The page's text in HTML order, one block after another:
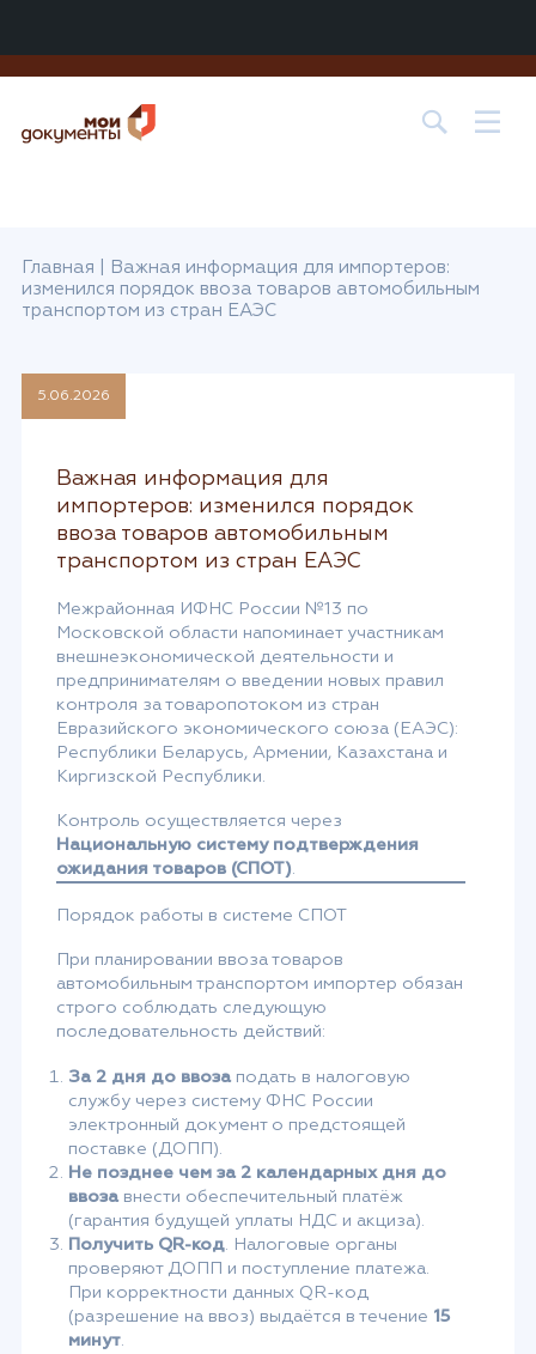
Главная
Важная информация для импортеров:
изменился порядок ввоза товаров автомобильным
транспортом из стран ЕАЭС
5.06.2026
Важная информация для
импортеров: изменился порядок
ввоза товаров автомобильным
транспортом из стран ЕАЭС
Межрайонная ИФНС России №13 по
Московской области напоминает участникам
внешнеэкономической деятельности и
предпринимателям о введении новых правил
контроля за товаропотоком из стран
Евразийского экономического союза (ЕАЭС):
Республики Беларусь, Армении, Казахстана и
Киргизской Республики.
Контроль осуществляется через
Национальную систему подтверждения
ожидания товаров (СПОТ).
Порядок работы в системе СПОТ
При планировании ввоза товаров
автомобильным транспортом импортер обязан
строго соблюдать следующую
последовательность действий:
За 2 дня до ввозаподать в налоговую
службу через систему ФНС России
электронный документ о предстоящей
поставке (ДОПП).
Не позднее чем за 2 календарных дня до
ввозавнести обеспечительный платёж
(гарантия будущей уплаты НДС и акциза).
Получить QR-код. Налоговые органы
проверяют ДОПП и поступление платежа.
При корректности данных QR-код
(разрешение на ввоз) выдаётся в течение 15
минут.